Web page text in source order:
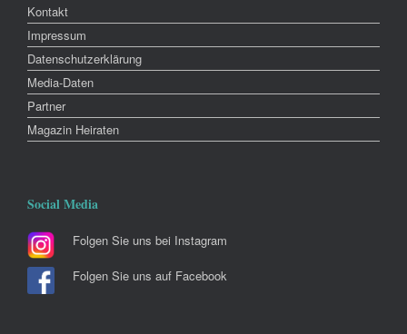
Kontakt
Impressum
Datenschutzerklärung
Media-Daten
Partner
Magazin Heiraten
Social Media
Folgen Sie uns bei Instagram
Folgen Sie uns auf Facebook